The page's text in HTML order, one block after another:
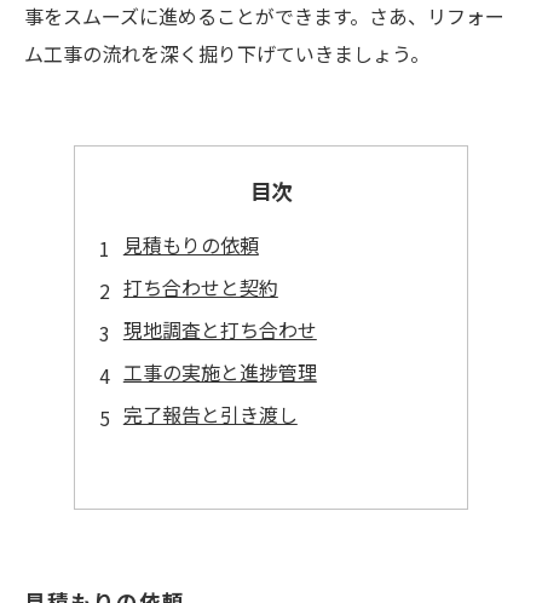
事をスムーズに進めることができます。さあ、リフォー
ム工事の流れを深く掘り下げていきましょう。
目次
見積もりの依頼
打ち合わせと契約
現地調査と打ち合わせ
工事の実施と進捗管理
完了報告と引き渡し